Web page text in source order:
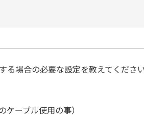
る場合の必要な設定を教えてくださ
ーブル使用の事）